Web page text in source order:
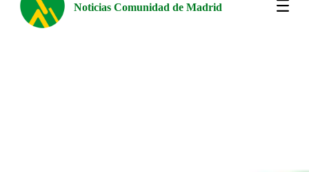
Noticias Comunidad de Madrid